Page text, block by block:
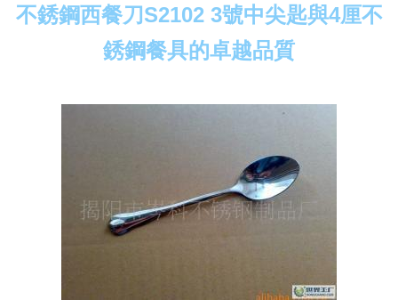
不銹鋼西餐刀S2102 3號中尖匙與4厘不
銹鋼餐具的卓越品質